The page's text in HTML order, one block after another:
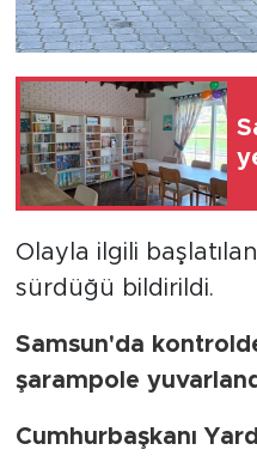
Olayla ilgili
sürdüğü bildirildi.
Samsun'da
şarampole
Cumhurbaşkanı